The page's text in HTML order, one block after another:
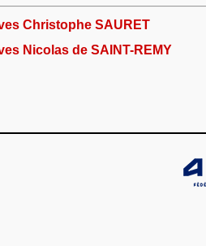
Christophe SAURET
Nicolas de SAINT-REMY